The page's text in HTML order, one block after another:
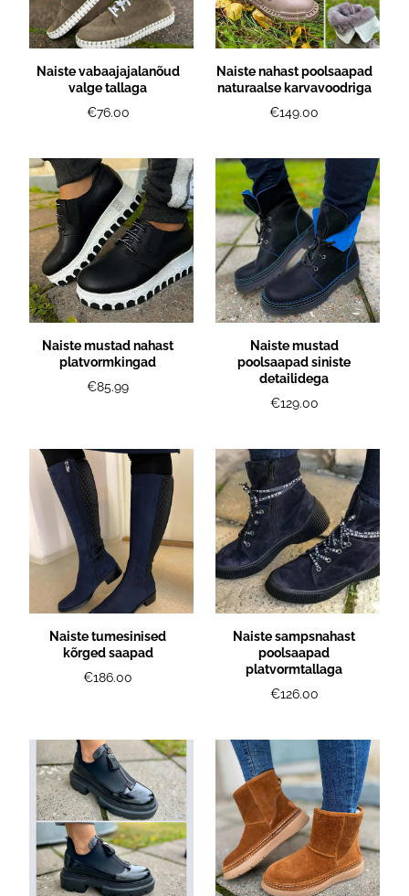
Naiste vabaajajalanõud
valge tallaga
€76.00
Naiste nahast poolsaapad
naturaalse karvavoodriga
€149.00
Naiste mustad nahast
platvormkingad
€85.99
Naiste mustad
poolsaapad siniste
detailidega
€129.00
Naiste tumesinised
kõrged saapad
€186.00
Naiste sampsnahast
poolsaapad
platvormtallaga
€126.00